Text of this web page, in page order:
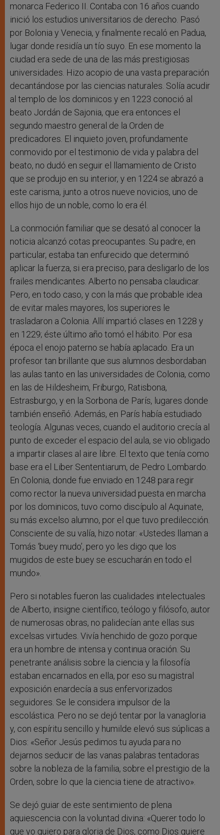
monarca Federico II. Contaba con 16 años cuando
inició los estudios universitarios de derecho. Pasó
por Bolonia y Venecia, y finalmente recaló en Padua,
lugar donde residía un tío suyo. En ese momento la
ciudad era sede de una de las más prestigiosas
universidades. Hizo acopio de una vasta preparación
decantándose por las ciencias naturales. Solía acudir
al templo de los dominicos y en 1223 conoció al
beato Jordán de Sajonia, que era entonces el
segundo maestro general de la Orden de
predicadores. El inquieto joven, profundamente
conmovido por el testimonio de vida y palabra del
beato, no dudó en seguir el llamamiento de Cristo
que se produjo en su interior, y en 1224 se abrazó a
este carisma, junto a otros nueve novicios, uno de
ellos hijo de un noble, como lo era él.
La conmoción familiar que se desató al conocer la
noticia alcanzó cotas preocupantes. Su padre, en
particular, estaba tan enfurecido que determinó
aplicar la fuerza, si era preciso, para desligarlo de los
frailes mendicantes. Alberto no pensaba claudicar.
Pero, en todo caso, y con la más que probable idea
de evitar males mayores, los superiores le
trasladaron a Colonia. Allí impartió clases en 1228 y
en 1229; éste último año tomó el hábito. Por esa
época el enojo paterno se había aplacado. Era un
profesor tan brillante que sus alumnos desbordaban
las aulas tanto en las universidades de Colonia, como
en las de Hildesheim, Friburgo, Ratisbona,
Estrasburgo, y en la Sorbona de París, lugares donde
también enseñó. Además, en París había estudiado
teología. Algunas veces, cuando el auditorio crecía al
punto de exceder el espacio del aula, se vio obligado
a impartir clases al aire libre. El texto que tenía como
base era el Liber Sententiarum, de Pedro Lombardo.
En Colonia, donde fue enviado en 1248 para regir
como rector la nueva universidad puesta en marcha
por los dominicos, tuvo como discípulo al Aquinate,
su más excelso alumno, por el que tuvo predilección.
Consciente de su valía, hizo notar: «Ustedes llaman a
Tomás ‘buey mudo’, pero yo les digo que los
mugidos de este buey se escucharán en todo el
mundo».
Pero si notables fueron las cualidades intelectuales
de Alberto, insigne científico, teólogo y filósofo, autor
de numerosas obras, no palidecían ante ellas sus
excelsas virtudes. Vivía henchido de gozo porque
era un hombre de intensa y continua oración. Su
penetrante análisis sobre la ciencia y la filosofía
estaban encarnados en ella, por eso su magistral
exposición enardecía a sus enfervorizados
seguidores. Se le considera impulsor de la
escolástica. Pero no se dejó tentar por la vanagloria
y, con espíritu sencillo y humilde elevó sus súplicas a
Dios: «Señor Jesús pedimos tu ayuda para no
dejarnos seducir de las vanas palabras tentadoras
sobre la nobleza de la familia, sobre el prestigio de la
Orden, sobre lo que la ciencia tiene de atractivo».
Se dejó guiar de este sentimiento de plena
aquiescencia con la voluntad divina: «Querer todo lo
que yo quiero para gloria de Dios, como Dios quiere